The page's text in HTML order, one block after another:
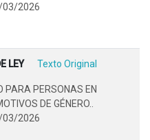
03/2026
LEY Texto Original
PARA PERSONAS EN
DE GÉNERO..
03/2026